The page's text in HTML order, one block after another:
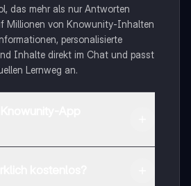
das mehr als nur Antworten
Millionen von Knowunity-Inhalten
personalisierte
Inhalte direkt im Chat und passt
Lernweg an.